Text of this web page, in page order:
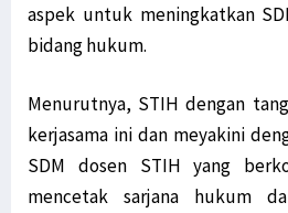
aspek untuk meningkatkan
bidang hukum.
Menurutnya, STIH dengan
kerjasama ini dan meyakini
SDM dosen STIH yang
mencetak sarjana hukum